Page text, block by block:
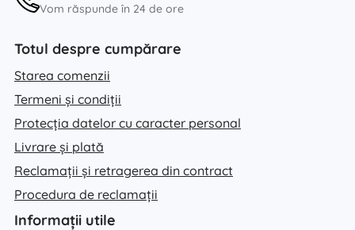
Vom răspunde în 24 de ore
Totul despre cumpărare
Starea comenzii
Termeni și condiții
Protecția datelor cu caracter personal
Livrare și plată
Reclamații și retragerea din contract
Procedura de reclamații
Informații utile